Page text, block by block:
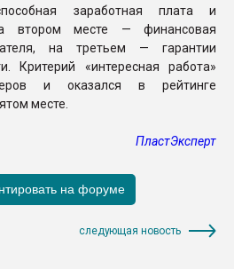
заработная плата и
втором месте — финансовая
на третьем — гарантии
Критерий «интересная работа»
и оказался в рейтинге
месте.
ПластЭксперт
следующая новость